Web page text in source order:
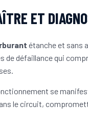
ET
étanche et sans
de défaillance qui
se
le circuit,